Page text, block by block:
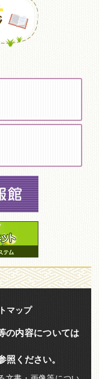
マップ
の内容については
照ください。